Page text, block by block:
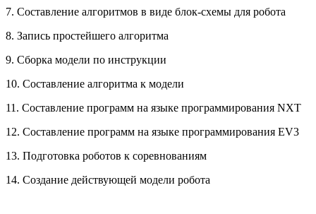
7. Составление алгоритмов в виде блок-схемы для робота
8. Запись простейшего алгоритма
9. Сборка модели по инструкции
10. Составление алгоритма к модели
11. Составление программ на языке программирования NXT
12. Составление программ на языке программирования EV3
13. Подготовка роботов к соревнованиям
14. Создание действующей модели робота